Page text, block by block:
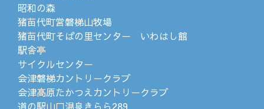
昭和の森
猪苗代町営磐梯山牧場
猪苗代町そばの里センター いわはし館
駅舎亭
サイクルセンター
会津磐梯カントリークラブ
会津高原たかつえカントリークラブ
道の駅山口温泉きらら289